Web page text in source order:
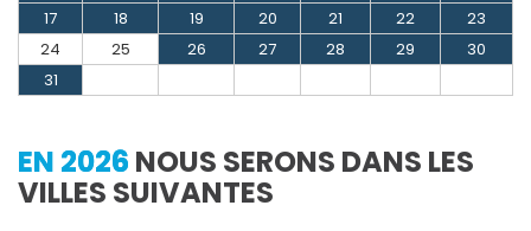
17
18 19 20 21 22
23
24
25 26 27 28 29
30
31
EN 2026 NOUS SERONS DANS LES
VILLES SUIVANTES